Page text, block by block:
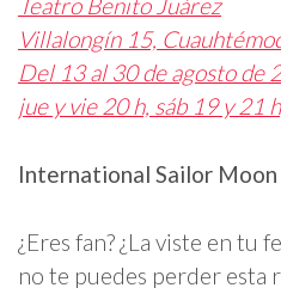
Villalongín 15,
Del 13 al 30 de agosto de
jue y vie 20 h, sáb 19 y 21
International Sailor
¿Eres fan? ¿La viste en tu
no te puedes perder esta